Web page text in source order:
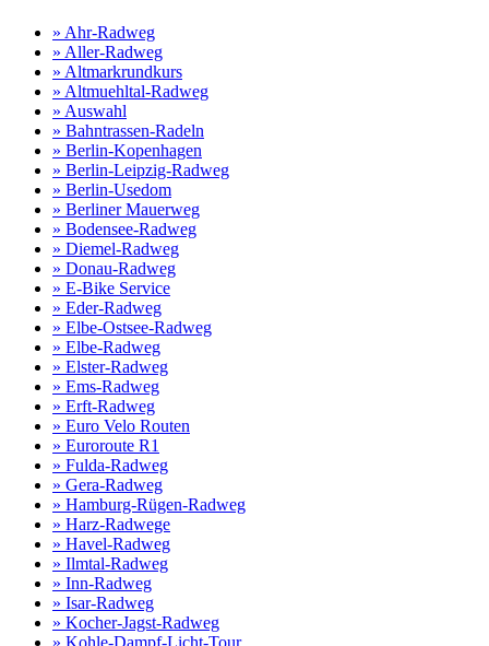
» Ahr-Radweg
» Aller-Radweg
» Altmarkrundkurs
» Altmuehltal-Radweg
» Auswahl
» Bahntrassen-Radeln
» Berlin-Kopenhagen
» Berlin-Leipzig-Radweg
» Berlin-Usedom
» Berliner Mauerweg
» Bodensee-Radweg
» Diemel-Radweg
» Donau-Radweg
» E-Bike Service
» Eder-Radweg
» Elbe-Ostsee-Radweg
» Elbe-Radweg
» Elster-Radweg
» Ems-Radweg
» Erft-Radweg
» Euro Velo Routen
» Euroroute R1
» Fulda-Radweg
» Gera-Radweg
» Hamburg-Rügen-Radweg
» Harz-Radwege
» Havel-Radweg
» Ilmtal-Radweg
» Inn-Radweg
» Isar-Radweg
» Kocher-Jagst-Radweg
» Kohle-Dampf-Licht-Tour